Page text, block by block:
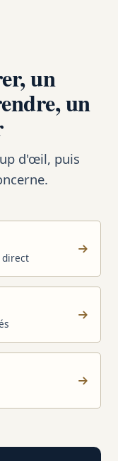
un
un
d'œil, puis
direct